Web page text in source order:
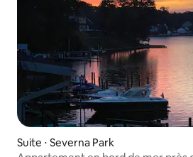
Suite ⋅ Severna Park